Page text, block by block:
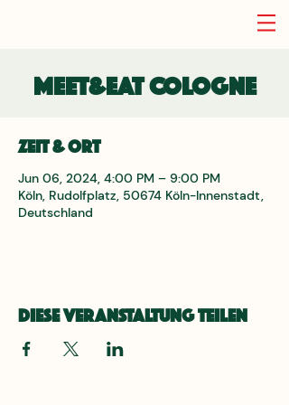
Meet&Eat Cologne
Zeit & Ort
Jun 06, 2024, 4:00 PM – 9:00 PM
Köln, Rudolfplatz, 50674 Köln-Innenstadt,
Deutschland
Diese Veranstaltung teilen